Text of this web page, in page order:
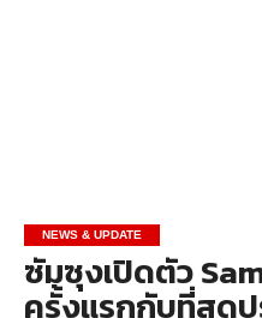
NEWS & UPDATE
ซัมซุงเปิดตัว
ครั้งแรกกับที่สุด